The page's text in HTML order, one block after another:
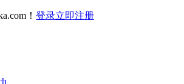
！ 登录立即注册